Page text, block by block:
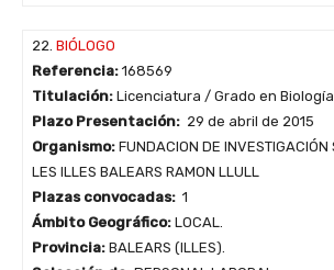
22. BIÓLOGO
Referencia: 168569
Titulación: Licenciatura / Grado en Biología
Plazo Presentación: 29 de abril de 2015
Organismo: FUNDACION DE INVESTIGACIÓN
LES ILLES BALEARS RAMON LLULL
Plazas convocadas: 1
Ámbito Geográfico: LOCAL.
Provincia: BALEARS (ILLES).